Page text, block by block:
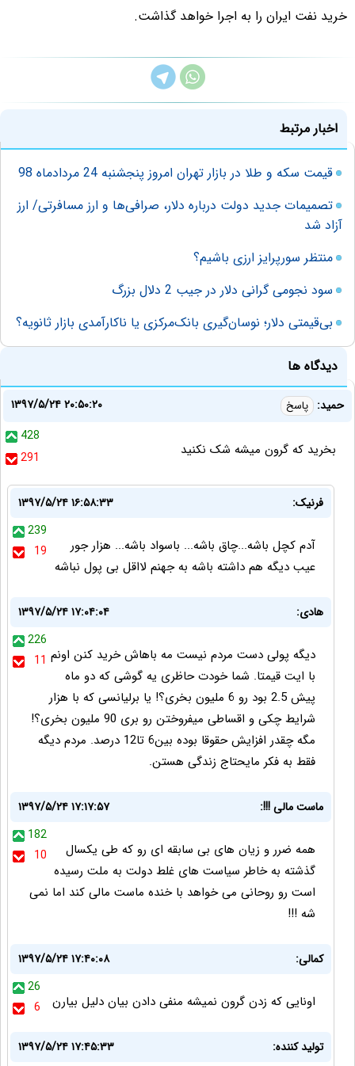
خرید نفت ایران را به اجرا خواهد گذاشت.
اخبار مرتبط
قیمت سکه و طلا در بازار تهران امروز پنجشنبه 24 مردادماه 98
تصمیمات جدید دولت درباره دلار، صرافی‌ها و ارز مسافرتی/ ارز
آزاد شد
منتظر سورپرایز ارزی باشیم؟
سود نجومی گرانی دلار در جیب 2 دلال بزرگ
بی‌قیمتی دلار؛ نوسان‌گیری بانک‌مرکزی یا ناکارآمدی بازار ثانویه؟
دیدگاه ها
حمید: پاسخ
۱۳۹۷/۵/۲۴ ۲۰:۵۰:۲۰
428
291
بخرید که گرون میشه شک نکنید
فرنیک:
۱۳۹۷/۵/۲۴ ۱۶:۵۸:۳۳
239
19
ﺁﺩﻡ ﮐﭽﻞ ﺑﺎشه...ﭼﺎﻕ ﺑﺎشه... ﺑﺎﺳﻮﺍﺩ ﺑﺎشه... ﻫﺰﺍﺭ جور
ﻋﻴﺐ دیگه هم ﺩﺍﺷﺘﻪ ﺑﺎشه ﺑﻪ ﺟﻬﻨﻢ ﻻ‌ﺍﻗﻞ ﺑﯽ ﭘﻮﻝ ﻧﺒﺎشه
هادی:
۱۳۹۷/۵/۲۴ ۱۷:۰۴:۰۴
226
11 دیگه پولی دست مردم نیست مه باهاش خرید کنن اونم
با ایت قیمتا. شما خودت حاظری یه گوشی که دو ماه
پیش 2.5 بود رو 6 ملیون بخری؟! یا برلیانسی که با هزار
شرایط چکی و اقساطی میفروختن رو بری 90 ملیون بخری؟!
مگه چقدر افزایش حقوقا بوده بین6 تا12 درصد. مردم دیگه
فقط به فکر مایحتاج زندگی هستن.
ماست مالی !!!:
۱۳۹۷/۵/۲۴ ۱۷:۱۷:۵۷
182
10
همه ضرر و زیان های بی سابقه ای رو که طی یکسال
گذشته به خاطر سیاست های غلط دولت به ملت رسیده
است رو روحانی می خواهد با خنده ماست مالی کند اما نمی
شه !!!
کمالی:
۱۳۹۷/۵/۲۴ ۱۷:۴۰:۰۸
26
6
اونایی که زدن گرون نمیشه منفی دادن بیان دلیل بیارن
تولید کننده: ۱۳۹۷/۵/۲۴ ۱۷:۴۵:۳۳